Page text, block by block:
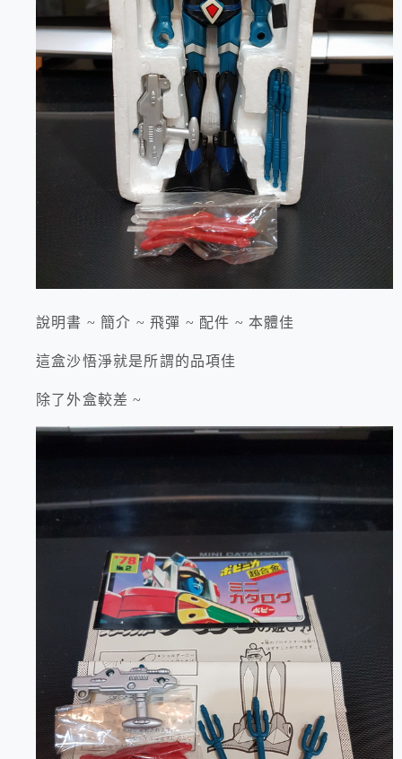
說明書 ~ 簡介 ~ 飛彈 ~ 配件 ~ 本體佳
這盒沙悟淨就是所謂的品項佳
除了外盒較差 ~